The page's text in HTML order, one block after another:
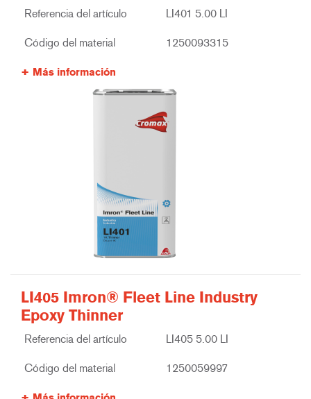
Referencia del artículo LI401 5.00 LI
Código del material 1250093315
Más información
LI405 Imron® Fleet Line Industry
Epoxy Thinner
Referencia del artículo LI405 5.00 LI
Código del material 1250059997